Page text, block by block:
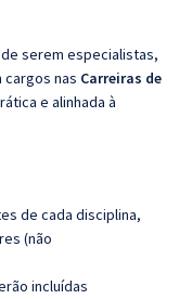
serem especialistas,
nas Carreiras de
e alinhada à
de cada disciplina,
(não
incluídas